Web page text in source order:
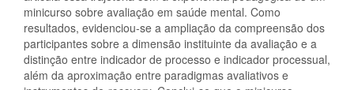
minicurso sobre avaliação em saúde mental. Como
resultados, evidenciou-se a ampliação da compreensão dos
participantes sobre a dimensão instituinte da avaliação e a
distinção entre indicador de processo e indicador processual,
além da aproximação entre paradigmas avaliativos e